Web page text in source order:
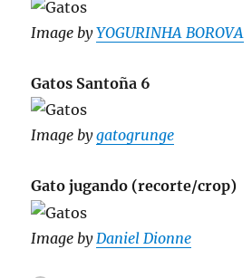
Image byYOGURINHA BOROVA
Gatos Santoña 6
Image bygatogrunge
Gato jugando (recorte/crop)
Image by Daniel Dionne